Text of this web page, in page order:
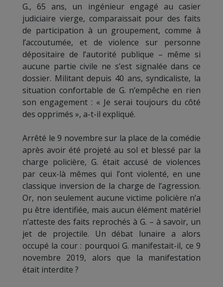
G., 65 ans, un ingénieur engagé au casier
judiciaire vierge, comparaissait pour des faits
de participation à un groupement, comme à
l’accoutumée, et de violence sur personne
dépositaire de l’autorité publique – même si
aucune partie civile ne s’est signalée dans ce
dossier. Militant depuis 40 ans, syndicaliste, la
situation confortable de G. n’empêche en rien
son engagement : « Je serai toujours du côté
des opprimés », a-t-il expliqué.
Arrêté le 9 novembre sur la place de la comédie
après avoir été projeté au sol et blessé par la
charge policière, G. était accusé de violences
par ceux-là mêmes qui l’ont violenté, en une
classique inversion de la charge de l’agression.
Or, non seulement aucune victime policière n’a
pu être identifiée, mais aucun élément matériel
n’atteste des faits reprochés à G. – à savoir, un
jet de projectile. Un débat lunaire a alors
occupé la cour : pourquoi G. manifestait-il, ce 9
novembre 2019, alors que la manifestation
était interdite ?